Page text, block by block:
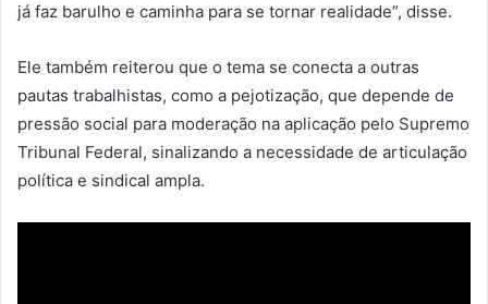
já faz barulho e caminha para se tornar realidade”, disse.
Ele também reiterou que o tema se conecta a outras
pautas trabalhistas, como a pejotização, que depende de
pressão social para moderação na aplicação pelo Supremo
Tribunal Federal, sinalizando a necessidade de articulação
política e sindical ampla.